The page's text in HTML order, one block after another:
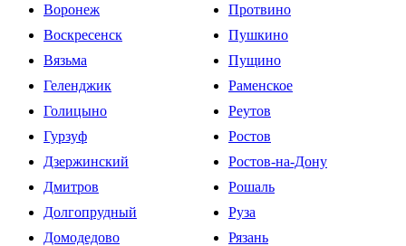
Воронеж
Воскресенск
Вязьма
Геленджик
Голицыно
Гурзуф
Дзержинский
Дмитров
Долгопрудный
Домодедово
Протвино
Пушкино
Пущино
Раменское
Реутов
Ростов
Ростов-на-Дону
Рошаль
Руза
Рязань